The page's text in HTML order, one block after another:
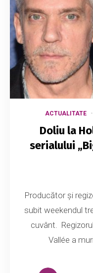
ACTUALITATE
Doliu la
serialului
Producător și
subit weekendul
cuvânt.
Vallée a